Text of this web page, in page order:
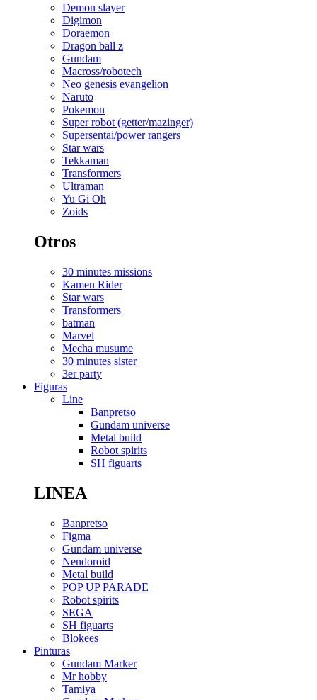
Demon slayer
Digimon
Doraemon
Dragon ball z
Gundam
Macross/robotech
Neo genesis evangelion
Naruto
Pokemon
Super robot (getter/mazinger)
Supersentai/power rangers
Star wars
Tekkaman
Transformers
Ultraman
Yu Gi Oh
Zoids
Otros
30 minutes missions
Kamen Rider
Star wars
Transformers
batman
Marvel
Mecha musume
30 minutes sister
3er party
Figuras
Line
Banpretso
Gundam universe
Metal build
Robot spirits
SH figuarts
LINEA
Banpretso
Figma
Gundam universe
Nendoroid
Metal build
POP UP PARADE
Robot spirits
SEGA
SH figuarts
Blokees
Pinturas
Gundam Marker
Mr hobby
Tamiya